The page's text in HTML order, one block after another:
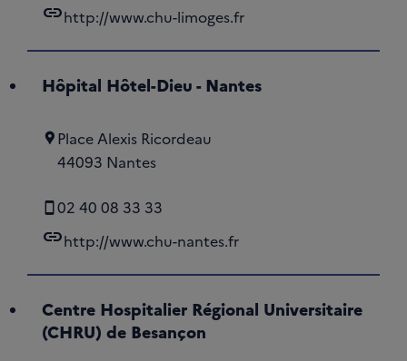
linkhttp://www.chu-limoges.fr
Hôpital Hôtel-Dieu - Nantes
Place Alexis Ricordeau
44093 Nantes
02 40 08 33 33
linkhttp://www.chu-nantes.fr
Centre Hospitalier Régional Universitaire
(CHRU) de Besançon